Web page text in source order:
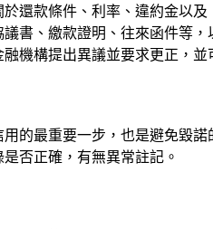
還款條件、利率、違約金以
書、繳款證明、往來函件等，
機構提出異議並要求更正，
的最重要一步，也是避免毀諾
否正確，有無異常註記。